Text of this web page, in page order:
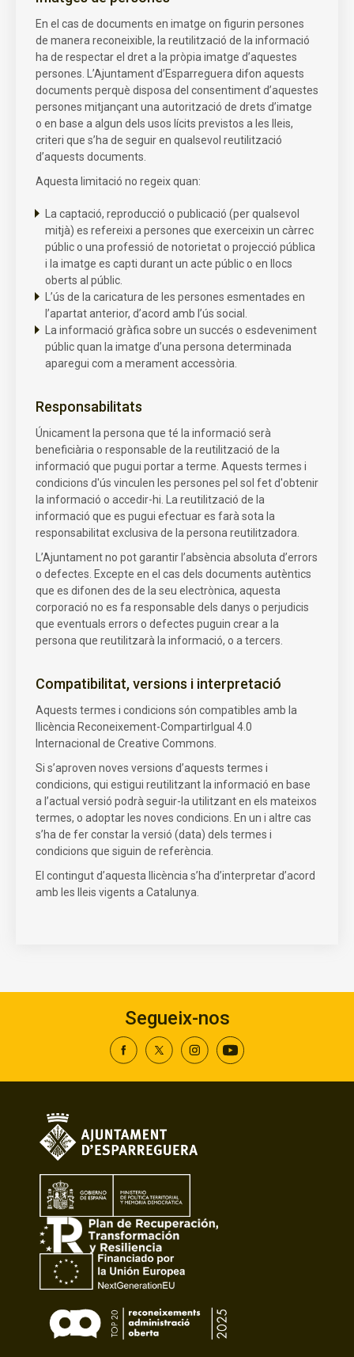
En el cas de documents en imatge on figurin persones
de manera reconeixible, la reutilització de la informació
ha de respectar el dret a la pròpia imatge d’aquestes
persones. L’Ajuntament d’Esparreguera difon aquests
documents perquè disposa del consentiment d’aquestes
persones mitjançant una autorització de drets d’imatge
o en base a algun dels usos lícits previstos a les lleis,
criteri que s’ha de seguir en qualsevol reutilització
d’aquests documents.
Aquesta limitació no regeix quan:
La captació, reproducció o publicació (per qualsevol
mitjà) es refereixi a persones que exerceixin un càrrec
públic o una professió de notorietat o projecció pública
i la imatge es capti durant un acte públic o en llocs
oberts al públic.
L’ús de la caricatura de les persones esmentades en
l’apartat anterior, d’acord amb l’ús social.
La informació gràfica sobre un succés o esdeveniment
públic quan la imatge d’una persona determinada
aparegui com a merament accessòria.
Responsabilitats
Únicament la persona que té la informació serà
beneficiària o responsable de la reutilització de la
informació que pugui portar a terme. Aquests termes i
condicions d'ús vinculen les persones pel sol fet d'obtenir
la informació o accedir-hi. La reutilització de la
informació que es pugui efectuar es farà sota la
responsabilitat exclusiva de la persona reutilitzadora.
L’Ajuntament no pot garantir l’absència absoluta d’errors
o defectes. Excepte en el cas dels documents autèntics
que es difonen des de la seu electrònica, aquesta
corporació no es fa responsable dels danys o perjudicis
que eventuals errors o defectes puguin crear a la
persona que reutilitzarà la informació, o a tercers.
Compatibilitat, versions i interpretació
Aquests termes i condicions són compatibles amb la
llicència Reconeixement-CompartirIgual 4.0
Internacional de Creative Commons.
Si s’aproven noves versions d’aquests termes i
condicions, qui estigui reutilitzant la informació en base
a l’actual versió podrà seguir-la utilitzant en els mateixos
termes, o adoptar les noves condicions. En un i altre cas
s’ha de fer constar la versió (data) dels termes i
condicions que siguin de referència.
El contingut d’aquesta llicència s’ha d’interpretar d’acord
amb les lleis vigents a Catalunya.
Segueix-nos